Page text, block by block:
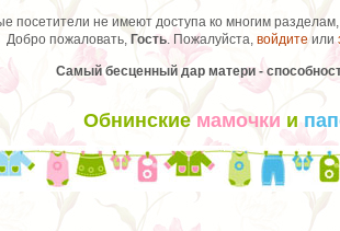
посетители не имеют доступа ко многим
Добро пожаловать, Гость. Пожалуйста, войдите или
Самый бесценный дар матери -
Обнинские мамочки и